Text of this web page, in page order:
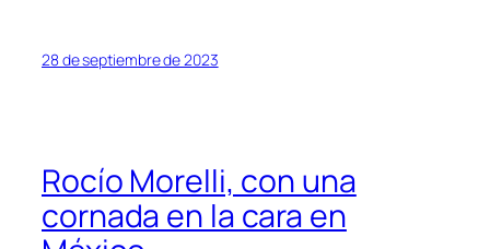
28 de septiembre de 2023
Rocío Morelli, con una
cornada en la cara en